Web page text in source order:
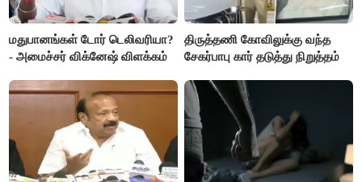
மதுபானங்கள் டோர் டெலிவரியா?
- அமைச்சர் விக்னேஷ் விளக்கம்
திருத்தணி கோவிலுக்கு வந்த
சேகர்பாபு கார் தடுத்து நிறுத்தம்